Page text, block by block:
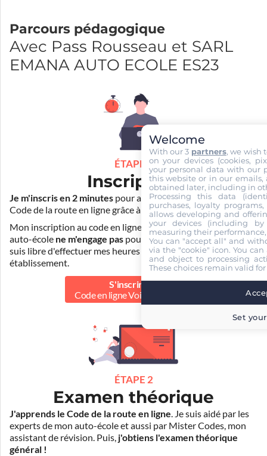
Parcours pédagogique
Avec Pass Rousseau et SARL
EMANA AUTO ECOLE ES23
ÉTAPE 1
Inscription
Je m'inscris en 2 minutes pour accéder à ma formation au
Code de la route en ligne grâce à
Pass Rousseau Voiture.
Mon inscription au code en ligne voiture auprès de mon
auto-école ne m'engage pas pour la suite de ma formation. Je
suis libre d'effectuer mes heures de conduite dans un autre
établissement.
S'inscrire au
Code en ligne Voiture
ÉTAPE 2
Examen théorique
J'apprends le Code de la route en ligne. Je suis aidé par les
experts de mon auto-école et aussi par Mister Codes, mon
assistant de révision. Puis, j'obtiens l'examen théorique
général !
Welcome
With our 3 partners, we wish
on your devices (cookies,
your personal data with our
this website or in our emails,
obtained later, including in
Processing this data
purchases, loyalty
allows developing and
your devices (including
measuring their
You can "accept all" and
via the "cookie" icon. You
and object to processing
These choices remain valid
Set